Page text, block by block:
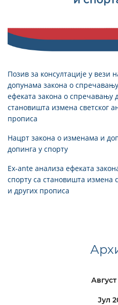
Позив за консултације у вези
допунама закона о
ефеката закона o спречавању
становишта измена светског
прописа
Нацрт закона о изменама и
допинга у спорту
Ex-ante анализа ефеката
спорту са становишта измена
и других прописа
Јул